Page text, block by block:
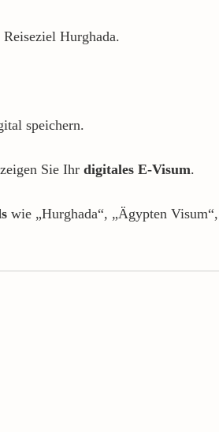
Hurghada.
speichern.
Sie Ihr digitales E-Visum.
wie „Hurghada“, „Ägypten